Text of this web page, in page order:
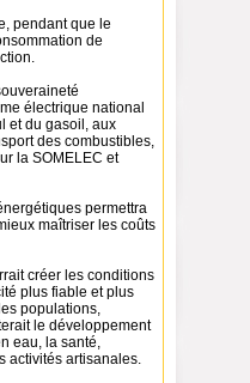
pendant que le
de
électrique national
et du gasoil, aux
des combustibles,
la SOMELEC et
permettra
maîtriser les coûts
créer les conditions
plus fiable et plus
populations,
le développement
eau, la santé,
activités artisanales.